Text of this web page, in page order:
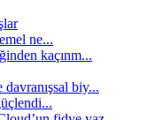
ne...
kaçınm...
biy...